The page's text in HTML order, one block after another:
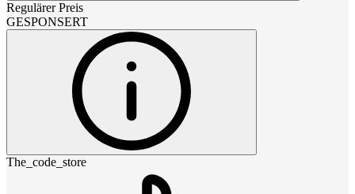
Regulärer Preis
GESPONSERT
The_code_store